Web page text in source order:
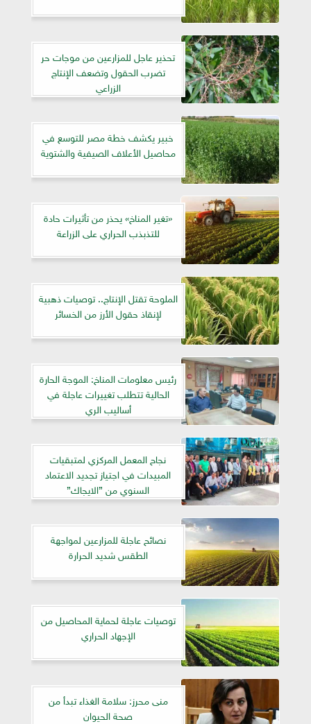
تحذير عاجل للمزارعين من موجات حر
تضرب الحقول وتضعف الإنتاج
الزراعي
خبير يكشف خطة مصر للتوسع في
محاصيل الأعلاف الصيفية والشتوية
«تغير المناخ» يحذر من تأثيرات حادة
للتذبذب الحراري على الزراعة
الملوحة تقتل الإنتاج.. توصيات ذهبية
لإنقاذ حقول الأرز من الخسائر
رئيس معلومات المناخ: الموجة الحارة
الحالية تتطلب تغييرات عاجلة في
أساليب الري
نجاح المعمل المركزي لمتبقيات
المبيدات في اجتياز تجديد الاعتماد
السنوي من ”الايجاك”
نصائح عاجلة للمزارعين لمواجهة
الطقس شديد الحرارة
توصيات عاجلة لحماية المحاصيل من
الإجهاد الحراري
منى محرز: سلامة الغذاء تبدأ من
صحة الحيوان